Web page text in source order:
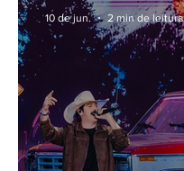
10 de jun. 2 min de leitura